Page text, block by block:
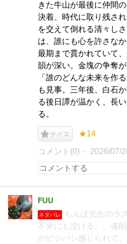
きた牛山が最後に仲間
決着、時代に取り残さ
を交えて倒れる清々し
は、誰にも心を許さな
最期まで貫かれていて
韻が深い。金塊の争奪
「誰のどんな未来を作
も見事。三年後、白石
る後日譚が温かく、長
る。
ナイス ★14
コメント(0) 2026/07/
FUU
ネタバレ
ちんぽ先生のラ
不覚にも泣ける。。魂
がビシバシ感じられて